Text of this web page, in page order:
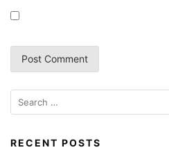
Search
for:
RECENT POSTS